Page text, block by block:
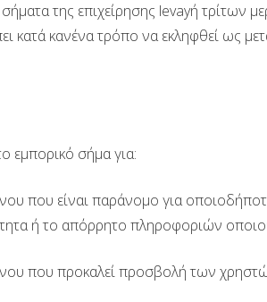
σήματα της επιχείρησης levayή τρίτων
κατά κανένα τρόπο να εκληφθεί ως
εμπορικό σήμα για:
που είναι παράνομο για
ή το απόρρητο πληροφοριών
που προκαλεί προσβολή των